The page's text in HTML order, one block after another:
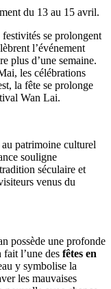
du 13 au 15 avril.
festivités se prolongent
l’événement
plus d’une semaine.
les célébrations
la fête se prolonge
Wan Lai.
patrimoine culturel
souligne
séculaire et
venus du
possède une profonde
l’une des fêtes en
y symbolise la
les mauvaises